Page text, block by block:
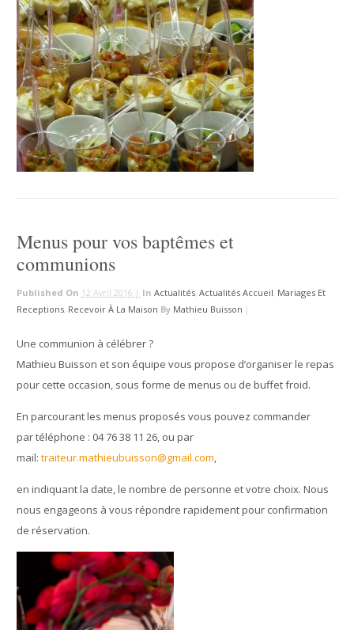
Menus pour vos baptêmes et
communions
Published On 12 Avril 2016 | In Actualités,Actualités Accueil, Mariages Et
Receptions, Recevoir À La Maison By Mathieu Buisson |
Une communion à célébrer ?
Mathieu Buisson et son équipe vous propose d’organiser le repas
pour cette occasion, sous forme de menus ou de buffet froid.
En parcourant les menus proposés vous pouvez commander
par téléphone : 04 76 38 11 26, ou par
mail:traiteur.mathieubuisson@gmail.com,
en indiquant la date, le nombre de personne et votre choix. Nous
nous engageons à vous répondre rapidement pour confirmation
de réservation.